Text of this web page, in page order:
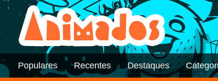
Populares Recentes Destaques